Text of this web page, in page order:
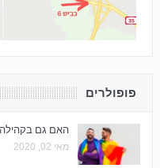
פופולרים
האם גם בקהילה
מאי 02, 2020